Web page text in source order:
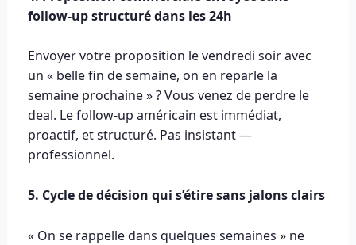
follow-up structuré dans les 24h
Envoyer votre proposition le vendredi soir avec
un « belle fin de semaine, on en reparle la
semaine prochaine » ? Vous venez de perdre le
deal. Le follow-up américain est immédiat,
proactif, et structuré. Pas insistant —
professionnel.
5. Cycle de décision qui s’étire sans jalons clairs
« On se rappelle dans quelques semaines » ne